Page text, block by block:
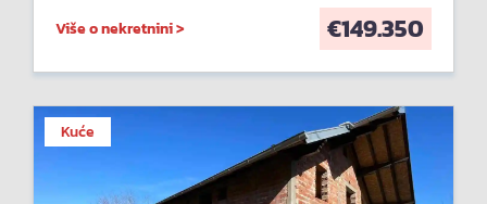
Više o nekretnini > €149.350
Kuće